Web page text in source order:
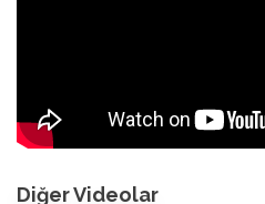
Diğer Videolar